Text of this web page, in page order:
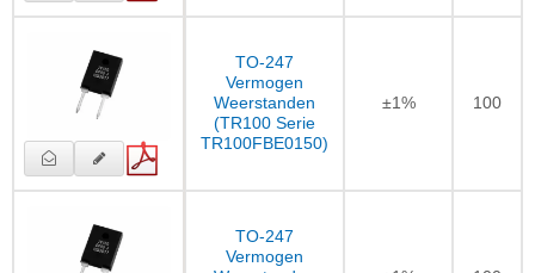
TO-247
Vermogen
Weerstanden
(TR100 Serie
TR100FBE0150)
±1% 100
TO-247
Vermogen